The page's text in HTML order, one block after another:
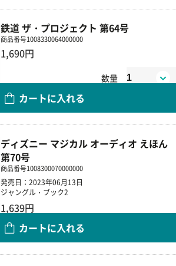
鉄道 ザ・プロジェクト 第64号
商品番号1008330064000000
1,690円
数量
カートに入れる
ディズニー マジカル オーディオ えほん
第70号
商品番号1008300070000000
発売日：2023年06月13日
ジャングル・ブック2
1,639円
カートに入れる